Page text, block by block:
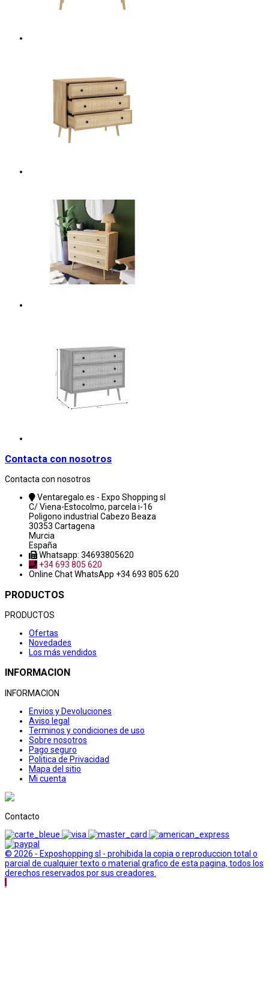
Contacta con nosotros
Contacta con nosotros
Ventaregalo.es - Expo Shopping sl
C/ Viena-Estocolmo, parcela i-16
Poligono industrial Cabezo Beaza
30353 Cartagena
Murcia
España
Whatsapp: 34693805620
+34 693 805 620
Online ChatWhatsApp +34 693 805 620
PRODUCTOS
PRODUCTOS
Ofertas
Novedades
Los más vendidos
INFORMACION
INFORMACION
Envios y Devoluciones
Aviso legal
Terminos y condiciones de uso
Sobre nosotros
Pago seguro
Politica de Privacidad
Mapa del sitio
Mi cuenta
Contacto
© 2026 - Exposhopping sl - prohibida la copia o reproduccion total o
parcial de cualquier texto o material grafico de esta pagina, todos los
derechos reservados por sus creadores.